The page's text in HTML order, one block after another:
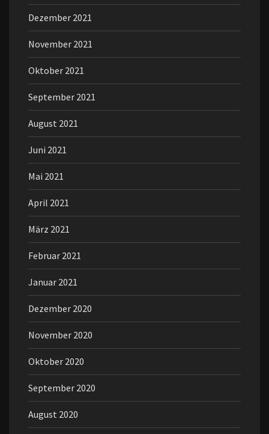
Dezember 2021
November 2021
Oktober 2021
September 2021
August 2021
Juni 2021
Mai 2021
April 2021
März 2021
Februar 2021
Januar 2021
Dezember 2020
November 2020
Oktober 2020
September 2020
August 2020